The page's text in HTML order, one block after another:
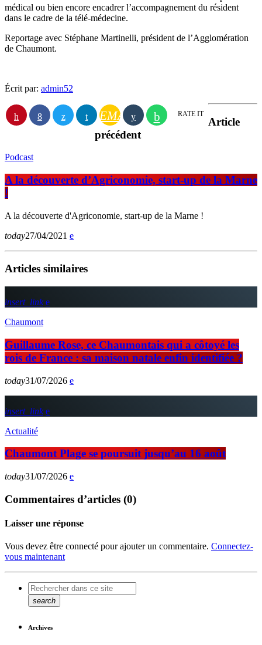
médical ou bien encore encadrer l’accompagnement du résident
dans le cadre de la télé-médecine.
Reportage avec Stéphane Martinelli, président de l’Agglomération
de Chaumont.
Écrit par: admin52
EMAIL RATE IT
Article
précédent
Podcast
A la découverte d’Agriconomie, start-up de la Marne
!
A la découverte d'Agriconomie, start-up de la Marne !
today27/04/2021
Articles similaires
insert_link
Chaumont
Guillaume Rose, ce Chaumontais qui a côtoyé les
rois de France : sa maison natale enfin identifiée ?
today31/07/2026
insert_link
Actualité
Chaumont Plage se poursuit jusqu’au 16 août
today31/07/2026
Commentaires d’articles (0)
Laisser une réponse
Vous devez être connecté pour ajouter un commentaire. Connectez-
vous maintenant
search
Archives